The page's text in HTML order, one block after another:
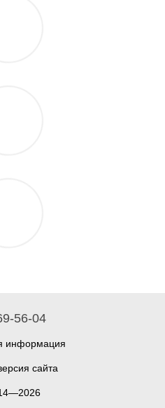
56-04
информация
сайта